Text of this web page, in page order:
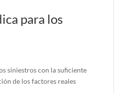
para los
siniestros con la suficiente
de los factores reales